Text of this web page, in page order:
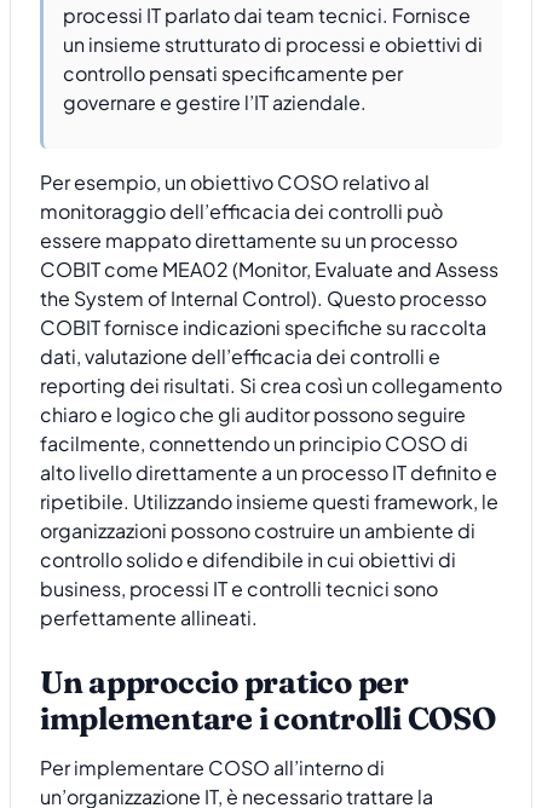
processi IT parlato dai team tecnici. Fornisce
un insieme strutturato di processi e obiettivi di
controllo pensati specificamente per
governare e gestire l’IT aziendale.
Per esempio, un obiettivo COSO relativo al
monitoraggio dell’efficacia dei controlli può
essere mappato direttamente su un processo
COBIT come MEA02 (Monitor, Evaluate and Assess
the System of Internal Control). Questo processo
COBIT fornisce indicazioni specifiche su raccolta
dati, valutazione dell’efficacia dei controlli e
reporting dei risultati. Si crea così un collegamento
chiaro e logico che gli auditor possono seguire
facilmente, connettendo un principio COSO di
alto livello direttamente a un processo IT definito e
ripetibile. Utilizzando insieme questi framework, le
organizzazioni possono costruire un ambiente di
controllo solido e difendibile in cui obiettivi di
business, processi IT e controlli tecnici sono
perfettamente allineati.
Un approccio pratico per
implementare i controlli COSO
Per implementare COSO all’interno di
un’organizzazione IT, è necessario trattare la